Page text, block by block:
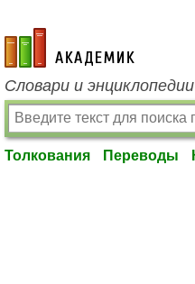
academic.ru
Словари и
Толкования Переводы